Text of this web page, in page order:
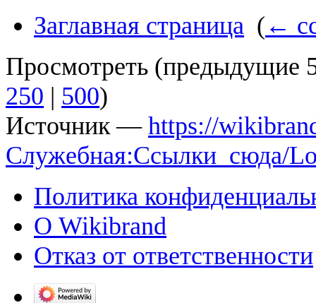
Заглавная страница ( ←
Просмотреть (предыдущие
250 | 500)
Источник — https://
Служебная:Ссылки_сюда/
Политика
О Wikibrand
Отказ от ответственности